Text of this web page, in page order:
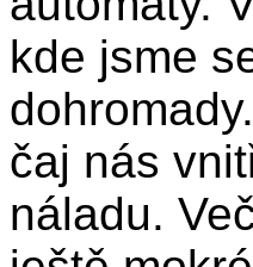
kde jsme
čaj nás
náladu.